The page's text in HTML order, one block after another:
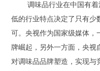
调味品行业在中国有
低的行业特点决定了只有少
可。央视作为国家级媒体，
牌崛起，另外一方面，央视
对调味品品牌塑造，实现与